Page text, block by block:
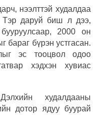
нээлттэй худалдаа
Тэр даруй биш л дээ,
2000 он
бараг бүрэн устгасан.
эс тооцвол одоо
хэдхэн хувиас
худалдааны
дотор ядуу буурай